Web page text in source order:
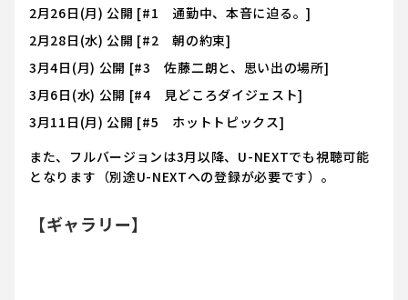
2月26日(月) 公開 [#1 通勤中、本音に迫る。]
2月28日(水) 公開 [#2 朝の約束]
3月4日(月) 公開 [#3 佐藤二朗と、思い出の場所]
3月6日(水) 公開 [#4 見どころダイジェスト]
3月11日(月) 公開 [#5 ホットトピックス]
また、フルバージョンは3月以降、U-NEXTでも視聴可能
となります（別途U-NEXTへの登録が必要です）。
【ギャラリー】